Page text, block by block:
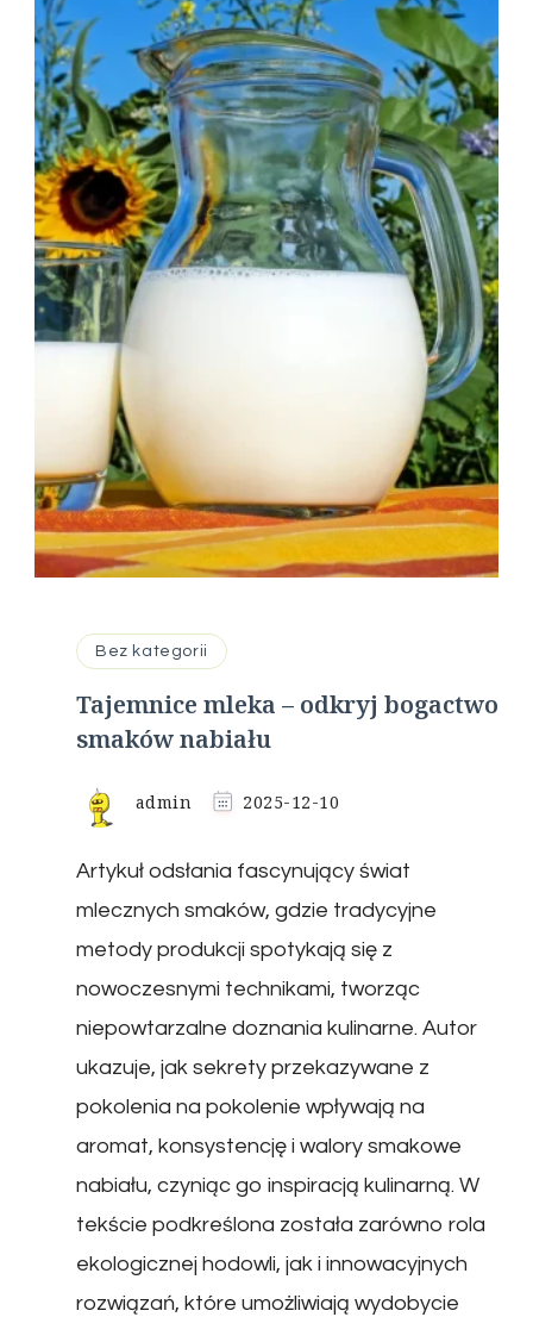
Bez kategorii
Tajemnice mleka – odkryj bogactwo
smaków nabiału
admin 2025-12-10
Artykuł odsłania fascynujący świat
mlecznych smaków, gdzie tradycyjne
metody produkcji spotykają się z
nowoczesnymi technikami, tworząc
niepowtarzalne doznania kulinarne. Autor
ukazuje, jak sekrety przekazywane z
pokolenia na pokolenie wpływają na
aromat, konsystencję i walory smakowe
nabiału, czyniąc go inspiracją kulinarną. W
tekście podkreślona została zarówno rola
ekologicznej hodowli, jak i innowacyjnych
rozwiązań, które umożliwiają wydobycie